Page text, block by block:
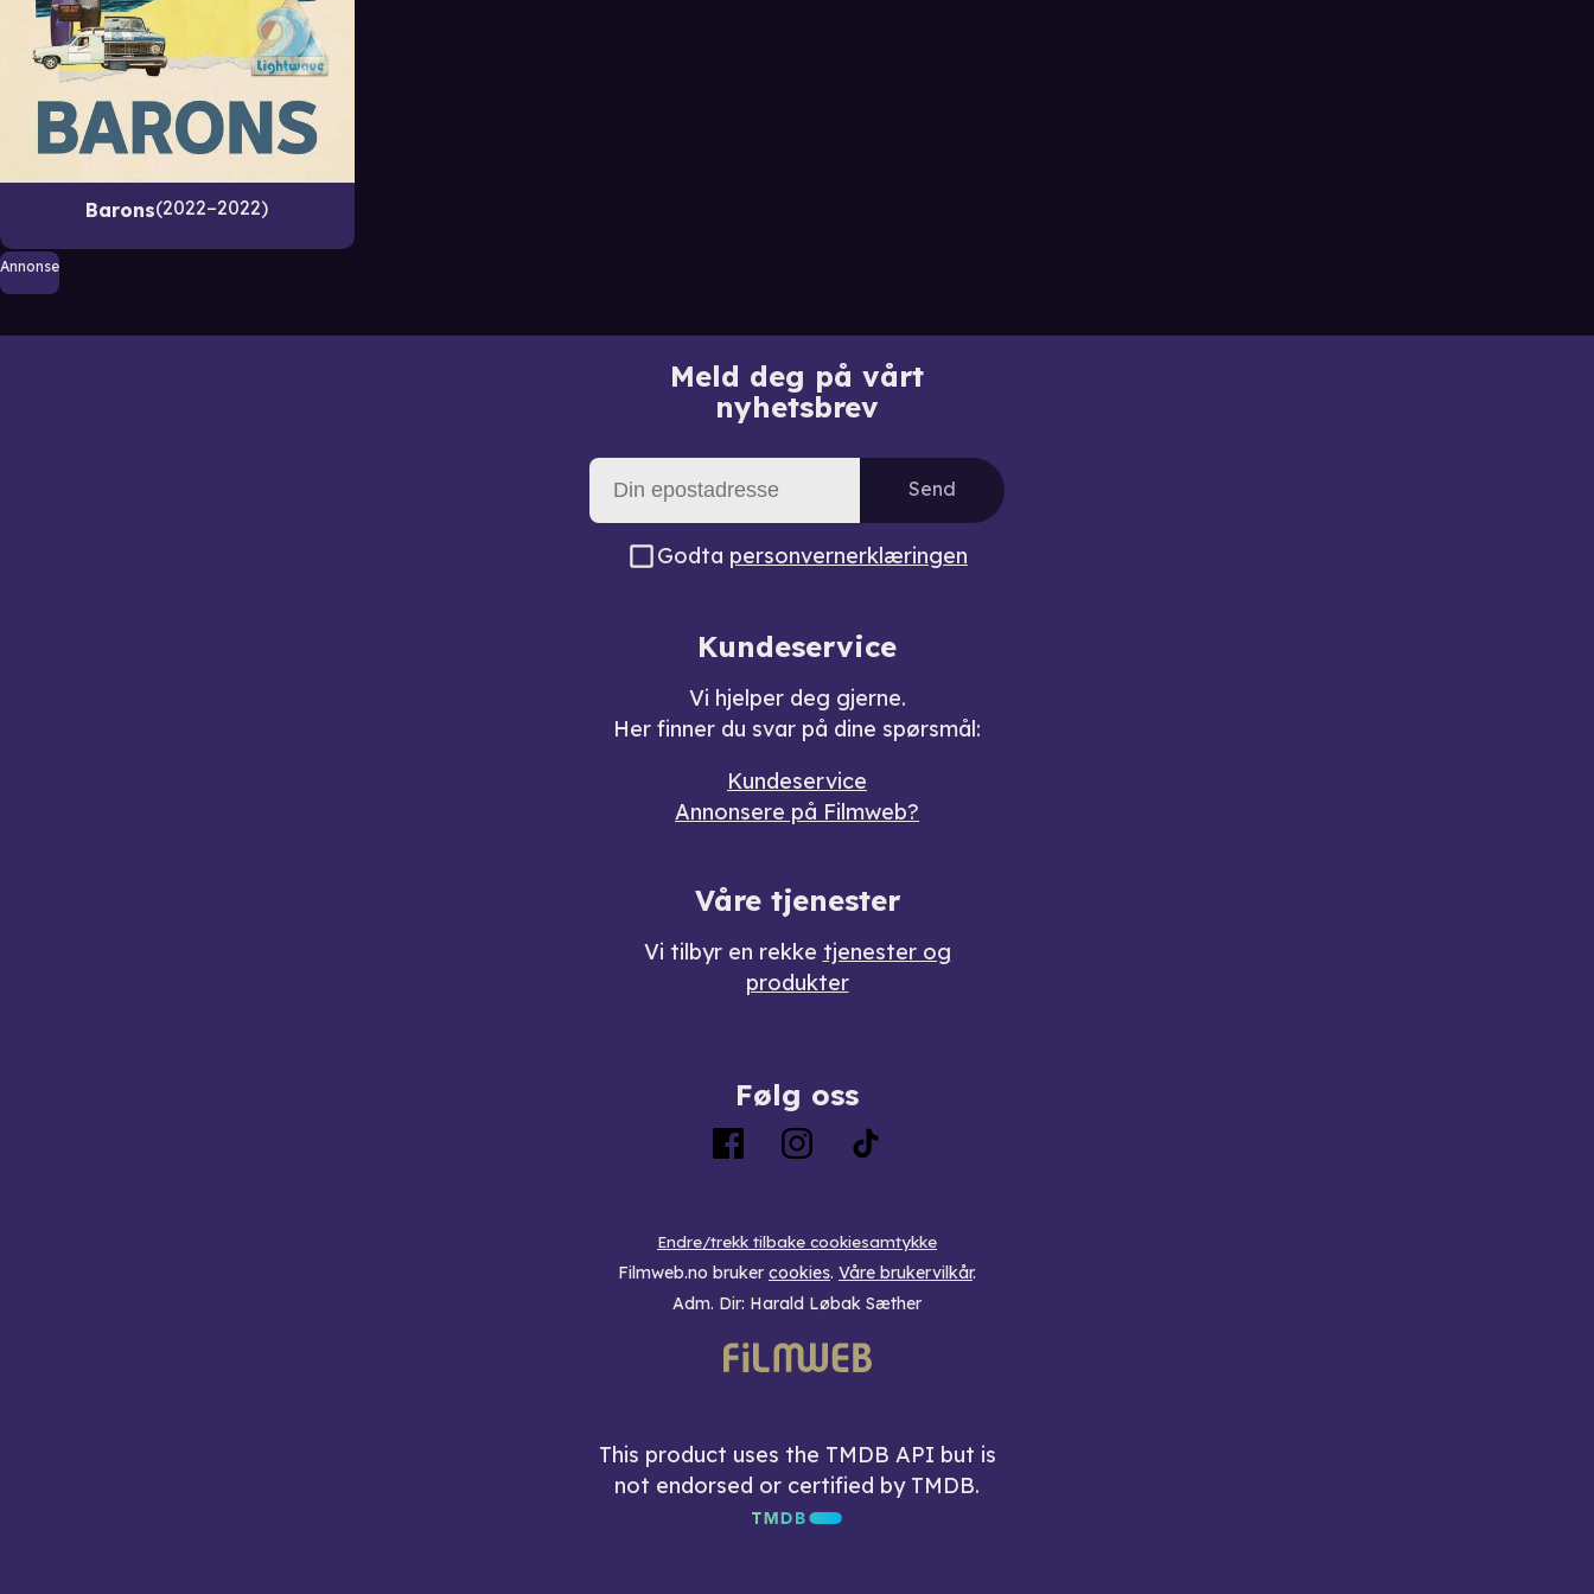
Barons 2022–2022
Annonse
Meld deg på vårt
nyhetsbrev
Send
Godta personvernerklæringen
Kundeservice
Vi hjelper deg gjerne.
Her finner du svar på dine spørsmål:
Kundeservice
Annonsere på Filmweb?
Våre tjenester
Vi tilbyr en rekke tjenester og
produkter
Følg oss
Endre/trekk tilbake cookiesamtykke
Filmweb.no bruker cookies. Våre brukervilkår.
Adm. Dir: Harald Løbak Sæther
This product uses the TMDB API but is
not endorsed or certified by TMDB.